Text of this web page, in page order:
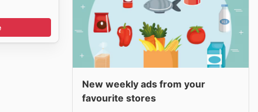
New weekly ads from your
favourite stores